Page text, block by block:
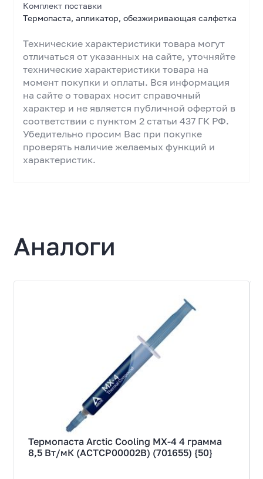
Комплект поставки
Термопаста, апликатор, обезжиривающая салфетка
Технические характеристики товара могут
отличаться от указанных на сайте, уточняйте
технические характеристики товара на
момент покупки и оплаты. Вся информация
на сайте о товарах носит справочный
характер и не является публичной офертой в
соответствии с пунктом 2 статьи 437 ГК РФ.
Убедительно просим Вас при покупке
проверять наличие желаемых функций и
характеристик.
Аналоги
Термопаста Arctic Cooling MX-4 4 грамма
8,5 Вт/мК (ACTCP00002B) (701655) {50}